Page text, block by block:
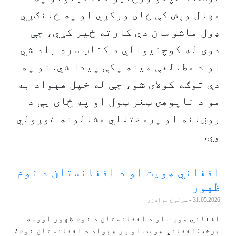
مهال وېش کې ځای ورکړي او په ځانګړي
ډول ماشومان دې کارته ځیر کړي، چې
دوی له کوچنیوالي د کتاب سره بلد شي
او د مطالعې مینه پکې پیدا شي. نو په
دې توګه کولای شو، چې له خپل هېواد به
مو د ناپوهۍ ټغر ټول او په ځای یې د
روښانه او پرمختللي مشالونه غوړولي
وي.
افغاني هویت او د افغانستان د نوم
ظهور
31.05.2026 - سرلوڅ مرادزی
افغاني هویت او د افغانستان د نوم ظهور اوومه
برخه: افغاني هویت او پر هېواد د افغانستان نوم؛